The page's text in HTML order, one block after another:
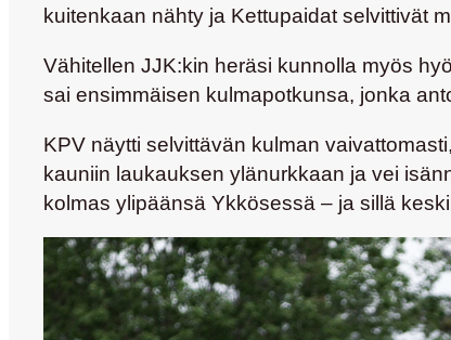
kuitenkaan nähty ja Kettupaidat selvittivät
Vähitellen JJK:kin heräsi kunnolla myös
sai ensimmäisen kulmapotkunsa, jonka
KPV näytti selvittävän kulman
kauniin laukauksen ylänurkkaan ja vei
kolmas ylipäänsä Ykkösessä – ja sillä